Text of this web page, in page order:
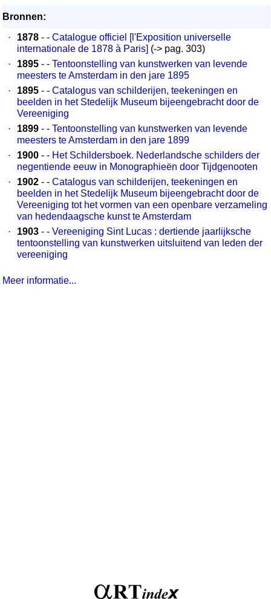
Bronnen:
·
1878 - - Catalogue officiel [l'Exposition universelle
internationale de 1878 à Paris] (-> pag. 303)
·
1895 - - Tentoonstelling van kunstwerken van levende
meesters te Amsterdam in den jare 1895
·
1895 - - Catalogus van schilderijen, teekeningen en
beelden in het Stedelijk Museum bijeengebracht door de
Vereeniging
·
1899 - - Tentoonstelling van kunstwerken van levende
meesters te Amsterdam in den jare 1899
·
1900 - - Het Schildersboek. Nederlandsche schilders der
negentiende eeuw in Monographieën door Tijdgenooten
·
1902 - - Catalogus van schilderijen, teekeningen en
beelden in het Stedelijk Museum bijeengebracht door de
Vereeniging tot het vormen van een openbare verzameling
van hedendaagsche kunst te Amsterdam
·
1903 - - Vereeniging Sint Lucas : dertiende jaarlijksche
tentoonstelling van kunstwerken uitsluitend van leden der
vereeniging
Meer informatie...